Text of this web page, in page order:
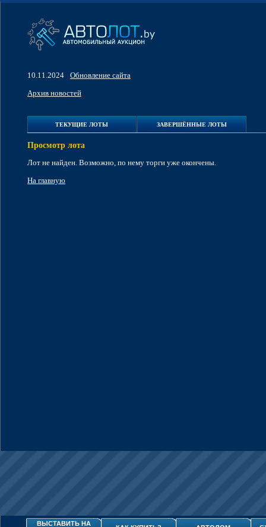
10.11.2024
Обновление сайта
Архив новостей
ТЕКУЩИЕ ЛОТЫ ЗАВЕРШЁННЫЕ ЛОТЫ
Просмотр лота
Лот не найден. Возможно, по нему торги уже окончены.
На главную
ВЫСТАВИТЬ НА